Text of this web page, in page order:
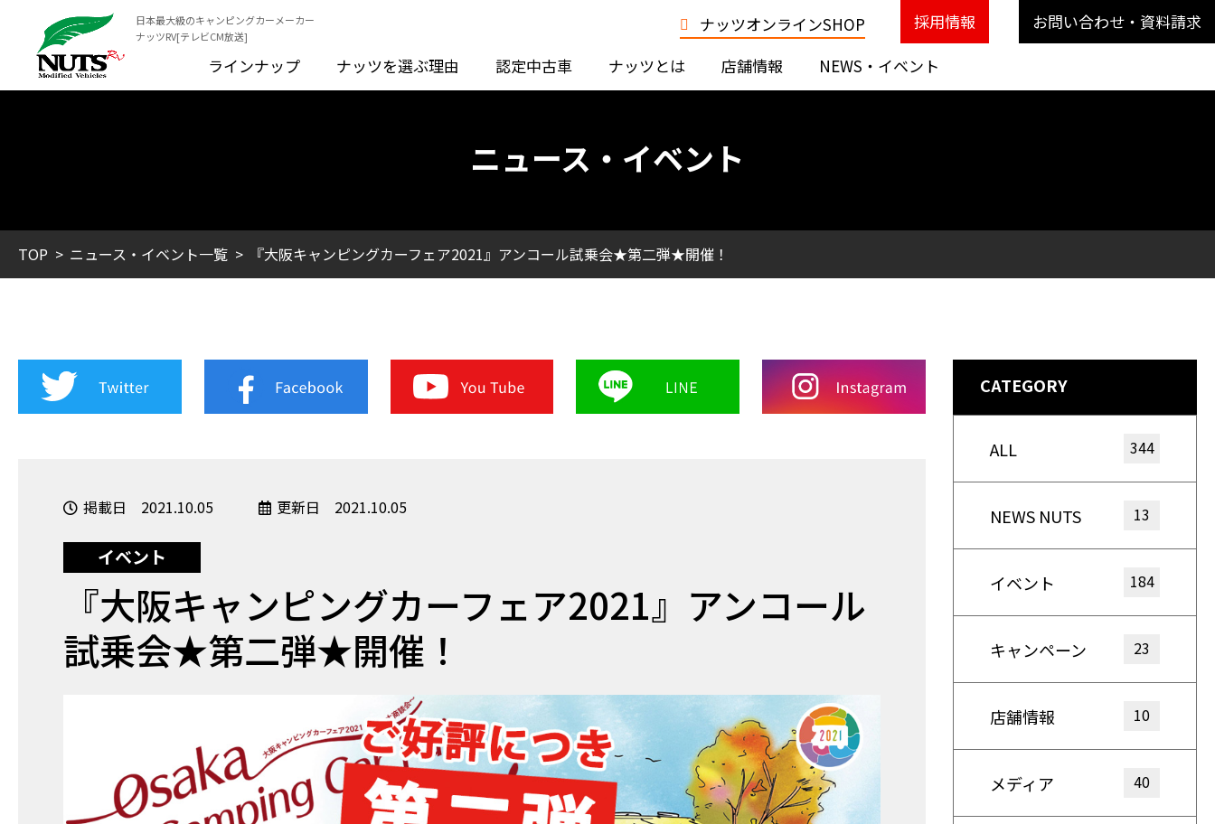
日本最大級のキャンピングカーメーカー
ナッツRV[テレビCM放送]
お問い合わせ・資料請求
ラインナップ
ナッツを選ぶ理由 認定中古車 ナッツとは 店舗情報 NEWS・イベント
ナッツオンラインSHOP 採用情報
ニュース・イベント
TOP ニュース・イベント一覧 『大阪キャンピングカーフェア2021』アンコール試乗会★第二弾★開催！
掲載日 2021.10.05 更新日 2021.10.05
イベント
『大阪キャンピングカーフェア2021』アンコール
試乗会★第二弾★開催！
CATEGORY
ALL 344
NEWS NUTS 13
イベント 184
キャンペーン 23
店舗情報 10
メディア 40